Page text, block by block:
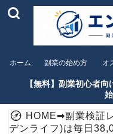
ホーム 副業の始め方 オ
【無料】副業初心者
HOME➡副業検証
デンライフ)は毎日